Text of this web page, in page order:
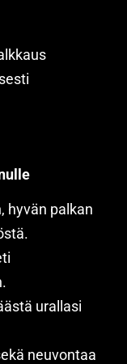
hyvän palkan
urallasi
neuvontaa